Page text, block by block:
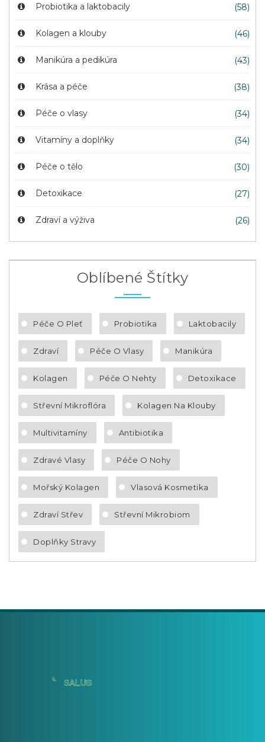
Probiotika a laktobacily (58)
Kolagen a klouby (46)
Manikúra a pedikúra (43)
Krása a péče (38)
Péče o vlasy (34)
Vitamíny a doplňky (34)
Péče o tělo (30)
Detoxikace (27)
Zdraví a výživa (26)
Oblíbené Štítky
Péče O Pleť Probiotika Laktobacily
Zdraví Péče O Vlasy Manikúra
Kolagen Péče O Nehty Detoxikace
Střevní Mikroflóra Kolagen Na Klouby
Multivitamíny Antibiotika
Zdravé Vlasy Péče O Nohy
Mořský Kolagen Vlasová Kosmetika
Zdraví Střev Střevní Mikrobiom
Doplňky Stravy